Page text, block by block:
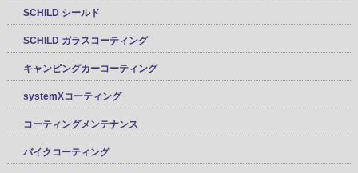
SCHILD シールド
SCHILD ガラスコーティング
キャンピングカーコーティング
systemXコーティング
コーティングメンテナンス
バイクコーティング